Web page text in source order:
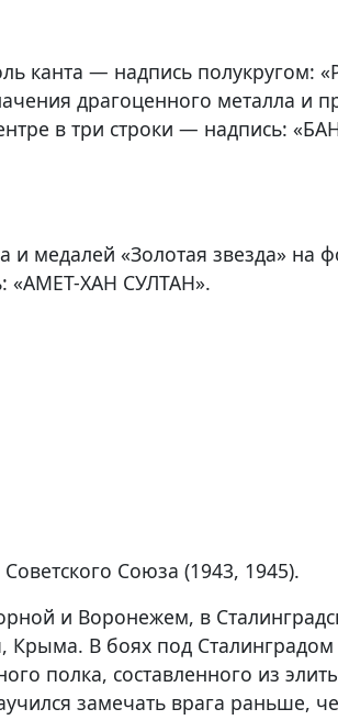
канта — надпись
драгоценного металла и
в три строки — надпись:
медалей «Золотая звезда» на
«АМЕТ-ХАН СУЛТАН».
Союза (1943, 1945).
и Воронежем, в
В боях под Сталинградом
полка, составленного из
замечать врага раньше,